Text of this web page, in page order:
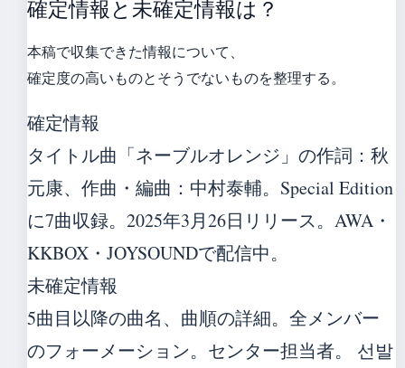
確定情報と未確定情報は？
本稿で収集できた情報について、
確定度の高いものとそうでないものを整理する。
確定情報
タイトル曲「ネーブルオレンジ」の作詞：秋
元康、作曲・編曲：中村泰輔。Special Edition
に7曲収録。2025年3月26日リリース。AWA・
KKBOX・JOYSOUNDで配信中。
未確定情報
5曲目以降の曲名、曲順の詳細。全メンバー
のフォーメーション。センター担当者。 선발